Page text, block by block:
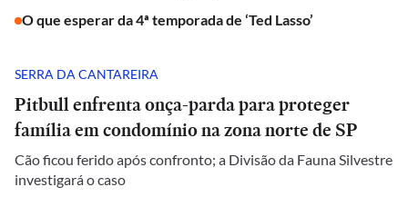
O que esperar da 4ª temporada de ‘Ted Lasso’
SERRA DA CANTAREIRA
Pitbull enfrenta onça-parda para proteger
família em condomínio na zona norte de SP
Cão ficou ferido após confronto; a Divisão da Fauna Silvestre
investigará o caso